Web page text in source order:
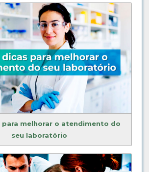
para melhorar o atendimento do
seu laboratório